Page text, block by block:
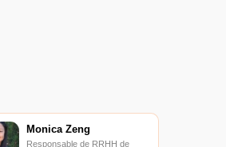
Monica Zeng
Responsable de RRHH de